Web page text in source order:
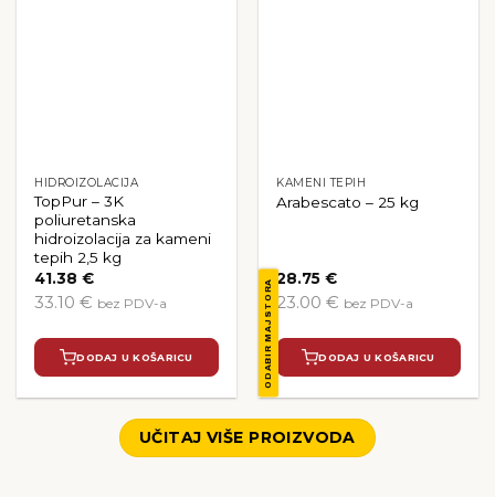
HIDROIZOLACIJA
TopPur – 3K
poliuretanska
hidroizolacija za kameni
tepih 2,5 kg
41.38€
33.10 € bez PDV-a
DODAJ U KOŠARICU ODABIR MAJSTORA
KAMENI TEPIH
Arabescato – 25 kg
28.75€
23.00 € bez PDV-a
DODAJ U KOŠARICU
UČITAJ VIŠE PROIZVODA